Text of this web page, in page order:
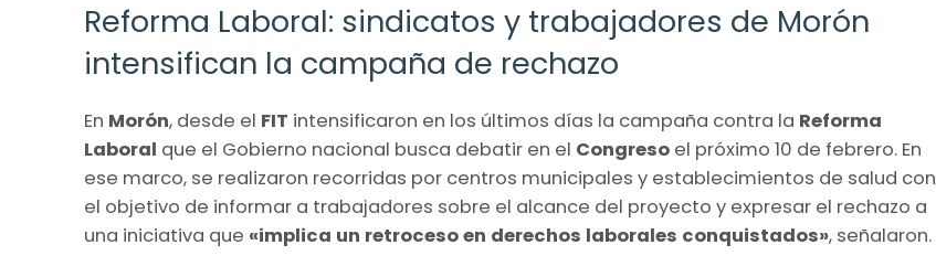
Reforma Laboral: sindicatos y trabajadores de Morón
intensifican la campaña de rechazo
En Morón, desde el FIT intensificaron en los últimos días la campaña contra la Reforma
Laboral que el Gobierno nacional busca debatir en el Congreso el próximo 10 de febrero. En
ese marco, se realizaron recorridas por centros municipales y establecimientos de salud con
el objetivo de informar a trabajadores sobre el alcance del proyecto y expresar el rechazo a
una iniciativa que «implica un retroceso en derechos laborales conquistados», señalaron.